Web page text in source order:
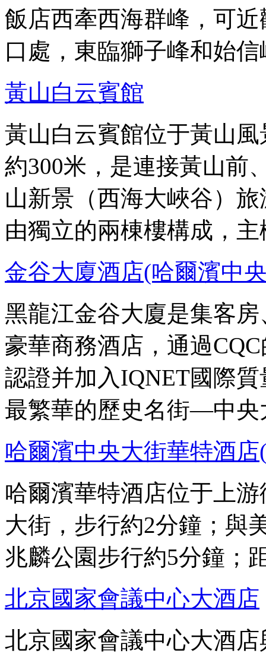
飯店西牽西海群峰，可
口處，東臨獅子峰和始信
黃山白云賓館
黃山白云賓館位于黃山
約300米，是連接黃山前
山新景（西海大峽谷）
由獨立的兩棟樓構成，
金谷大廈酒店(哈爾濱中
黑龍江金谷大廈是集客
豪華商務酒店，通過
認證并加入IQNET國際
最繁華的歷史名街—中央
哈爾濱中央大街華特酒
哈爾濱華特酒店位于上
大街，步行約2分鐘；與
兆麟公園步行約5分鐘；
北京國家會議中心大酒店
北京國家會議中心大酒